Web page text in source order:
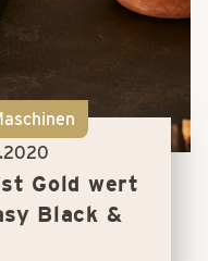
Gold wert
Black &